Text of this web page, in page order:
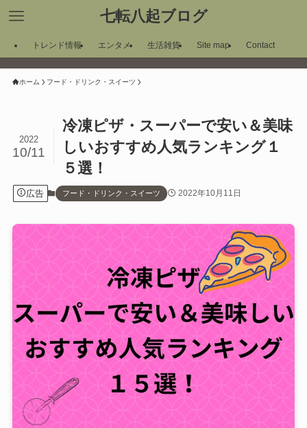
七転八起ブログ
トレンド情報 エンタメ 生活雑貨 Site map Contact
ホーム フード・ドリンク・スイーツ
冷凍ピザ・スーパーで安い＆美味
しいおすすめ人気ランキング１
５選！
2022
10/11
広告 フード・ドリンク・スイーツ 2022年10月11日